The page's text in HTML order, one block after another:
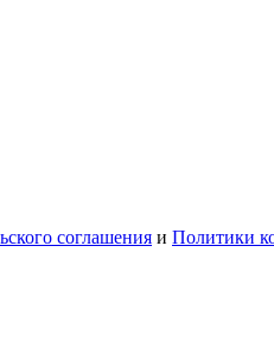
соглашения и Политики